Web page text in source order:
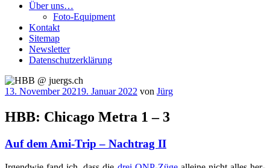
Über uns…
Foto-Equipment
Kontakt
Sitemap
Newsletter
Datenschutzerklärung
Veröffentlicht
13. November 20219. Januar 2022 von Jürg
HBB: Chicago Metra 1 – 3
Auf dem Ami-Trip – Nachtrag II